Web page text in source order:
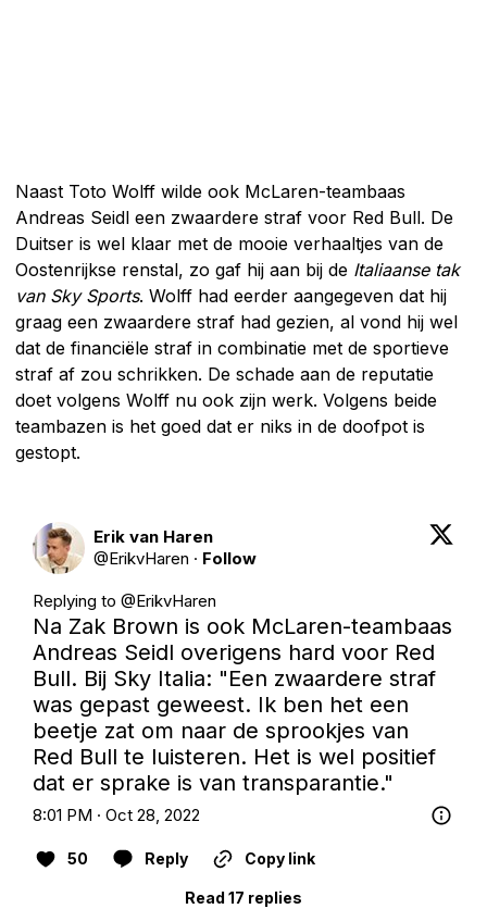
Naast Toto Wolff wilde ook McLaren-teambaas
Andreas Seidl een zwaardere straf voor Red Bull. De
Duitser is wel klaar met de mooie verhaaltjes van de
Oostenrijkse renstal, zo gaf hij aan bij de Italiaanse tak
van Sky Sports. Wolff had eerder aangegeven dat hij
graag een zwaardere straf had gezien, al vond hij wel
dat de financiële straf in combinatie met de sportieve
straf af zou schrikken. De schade aan de reputatie
doet volgens Wolff nu ook zijn werk. Volgens beide
teambazen is het goed dat er niks in de doofpot is
gestopt.
Erik van Haren
@ErikvHaren · Follow
Replying to @ErikvHaren
Na Zak Brown is ook McLaren-teambaas
Andreas Seidl overigens hard voor Red
Bull. Bij Sky Italia: "Een zwaardere straf
was gepast geweest. Ik ben het een
beetje zat om naar de sprookjes van
Red Bull te luisteren. Het is wel positief
dat er sprake is van transparantie."
8:01 PM · Oct 28, 2022
50 Reply Copy link
Read 17 replies